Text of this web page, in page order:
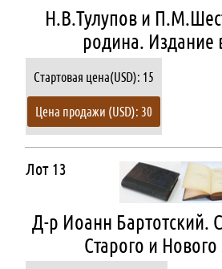
Н.В.Тулупов и
родина. Издание
Стартовая цена(USD): 15
Цена продажи (USD): 30
Лот 13
Д-р Иоанн Бартотский.
Старого и Нового